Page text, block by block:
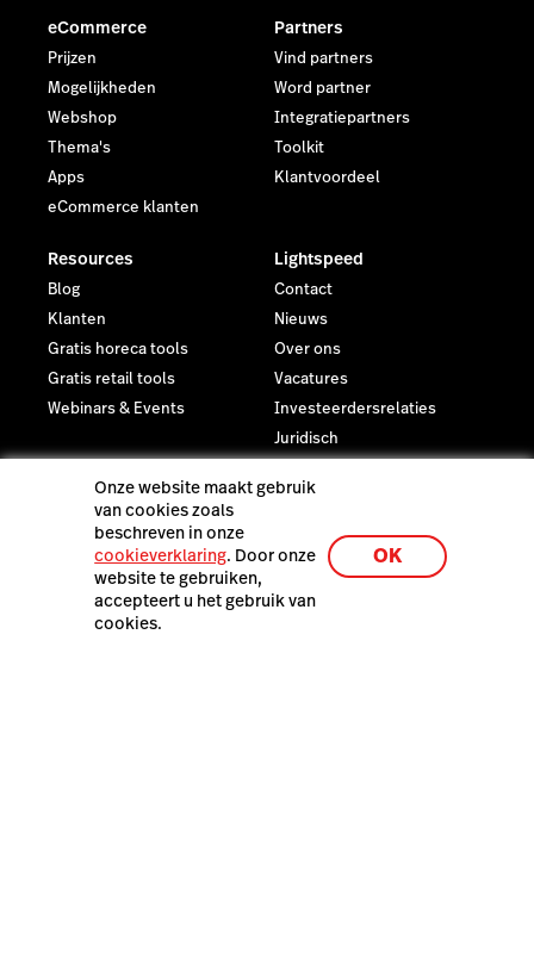
eCommerce
Prijzen
Mogelijkheden
Webshop
Thema's
Apps
eCommerce klanten
Partners
Vind partners
Word partner
Integratiepartners
Toolkit
Klantvoordeel
Resources
Blog
Klanten
Gratis horeca tools
Gratis retail tools
Webinars & Events
Lightspeed
Contact
Nieuws
Over ons
Vacatures
Investeerdersrelaties
Juridisch
Laatste resources
De Lightspeed Restaurant
Onze website maakt gebruik
van cookies zoals
beschreven in onze
cookieverklaring. Door onze
website te gebruiken,
accepteert u het gebruik van
cookies.
OK